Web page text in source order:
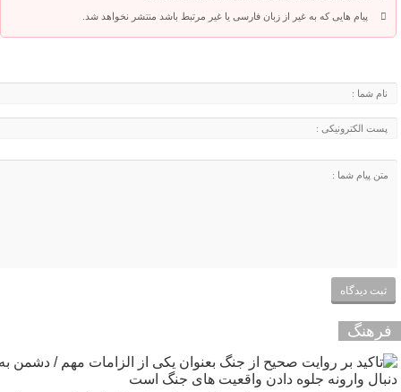
پیام هایی که به غیر از زبان فارسی یا غیر مرتبط باشد منتشر نخواهد شد.
فرهنگ